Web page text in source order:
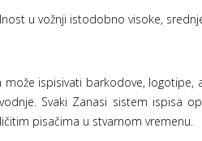
u vožnji istodobno visoke,
ispisivati ​​barkodove,
Svaki Zanasi sistem ispisa
pisačima u stvarnom vremenu.